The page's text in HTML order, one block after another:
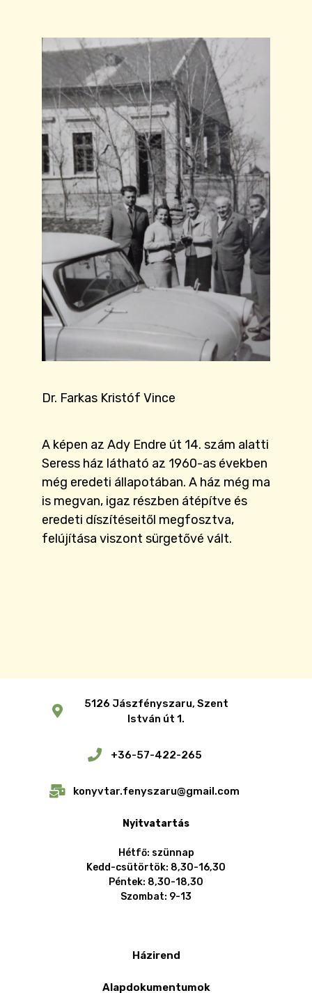
Dr. Farkas Kristóf Vince
A képen az Ady Endre út 14. szám alatti
Seress ház látható az 1960-as években
még eredeti állapotában. A ház még ma
is megvan, igaz részben átépítve és
eredeti díszítéseitől megfosztva,
felújítása viszont sürgetővé vált.
5126 Jászfényszaru, Szent
István út 1.
+36-57-422-265
konyvtar.fenyszaru@gmail.com
Nyitvatartás
Hétfő: szünnap
Kedd-csütörtök: 8,30-16,30
Péntek: 8,30-18,30
Szombat: 9-13
Házirend
Alapdokumentumok